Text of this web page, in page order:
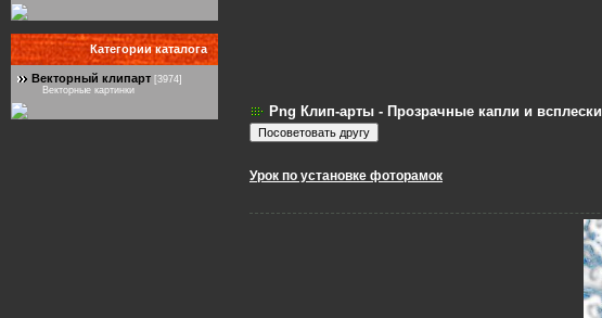
Категории каталога
Векторный клипарт [3974]
Векторные картинки
Png Клип-арты - Прозрачные капли и всплески
Урок по установке фоторамок